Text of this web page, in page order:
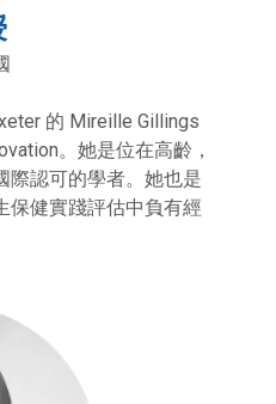
的 Mireille Gillings
。她是位在高齡，
際認可的學者。她也是
保健實踐評估中負有經